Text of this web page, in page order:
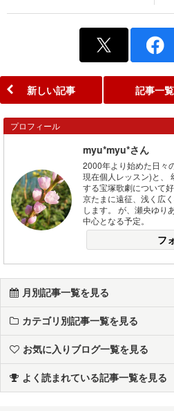
新しい記事 記事一覧
プロフィール
myu*myu*さん
2000年より始めた日々
現在個人レッスン)と、
する宝塚歌劇について
京たまに遠征、浅く広
します。 が、瀬央ゆり
中心となる予定。
フ
月別記事一覧を見る
カテゴリ別記事一覧を見る
お気に入りブログ一覧を見る
よく読まれている記事一覧を見る